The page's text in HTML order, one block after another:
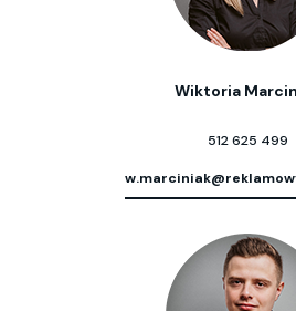
Wiktoria
512 625 499